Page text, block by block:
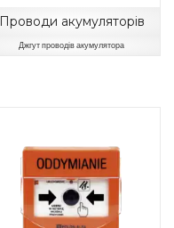
Проводи акумуляторів
Джгут проводів акумулятора